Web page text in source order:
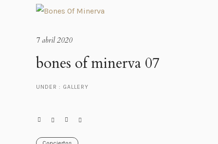
7 abril 2020
bones of minerva 07
UNDER : GALLERY